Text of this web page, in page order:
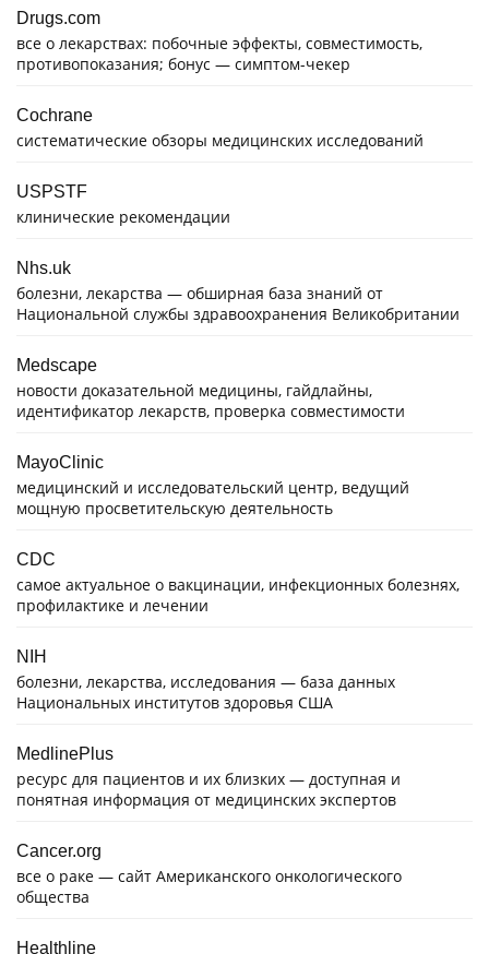
Drugs.com
все о лекарствах: побочные эффекты, совместимость,
противопоказания; бонус — симптом-чекер
Cochrane
систематические обзоры медицинских исследований
USPSTF
клинические рекомендации
Nhs.uk
болезни, лекарства — обширная база знаний от
Национальной службы здравоохранения Великобритании
Medscape
новости доказательной медицины, гайдлайны,
идентификатор лекарств, проверка совместимости
MayoClinic
медицинский и исследовательский центр, ведущий
мощную просветительскую деятельность
CDC
самое актуальное о вакцинации, инфекционных болезнях,
профилактике и лечении
NIH
болезни, лекарства, исследования — база данных
Национальных институтов здоровья США
MedlinePlus
ресурс для пациентов и их близких — доступная и
понятная информация от медицинских экспертов
Cancer.org
все о раке — сайт Американского онкологического
общества
Healthline